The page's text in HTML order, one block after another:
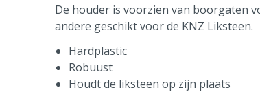
De houder is voorzien van boorgaten
andere geschikt voor de KNZ Liksteen.
Hardplastic
Robuust
Houdt de liksteen op zijn plaats